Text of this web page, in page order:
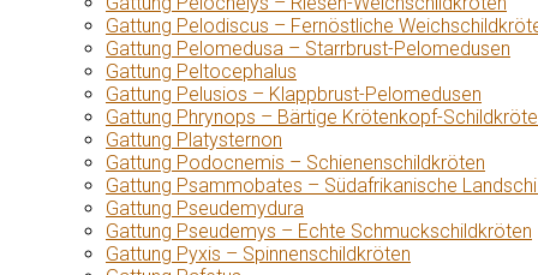
Gattung Pelodiscus – Fernöstliche
Gattung Pelomedusa – Starrbrust-Pelomedusen
Gattung Peltocephalus
Gattung Pelusios – Klappbrust-Pelomedusen
Gattung Phrynops – Bärtige Krötenkopf-
Gattung Platysternon
Gattung Podocnemis – Schienenschildkröten
Gattung Psammobates – Südafrikanische
Gattung Pseudemydura
Gattung Pseudemys – Echte Schmuckschildkröten
Gattung Pyxis – Spinnenschildkröten